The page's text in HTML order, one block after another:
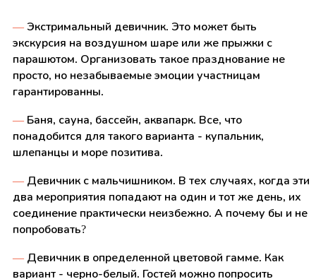
—Экстримальный девичник. Это может быть
экскурсия на воздушном шаре или же прыжки с
парашютом. Организовать такое празднование не
просто, но незабываемые эмоции участницам
гарантированны.
—Баня, сауна, бассейн, аквапарк. Все, что
понадобится для такого варианта - купальник,
шлепанцы и море позитива.
—Девичник с мальчишником. В тех случаях, когда эти
два мероприятия попадают на один и тот же день, их
соединение практически неизбежно. А почему бы и не
попробовать?
—Девичник в определенной цветовой гамме. Как
вариант - черно-белый. Гостей можно попросить